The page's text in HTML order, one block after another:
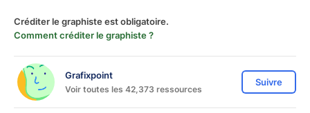
Créditer le graphiste est obligatoire.
Comment créditer le graphiste ?
Grafixpoint
Voir toutes les 42,373 ressources
Suivre